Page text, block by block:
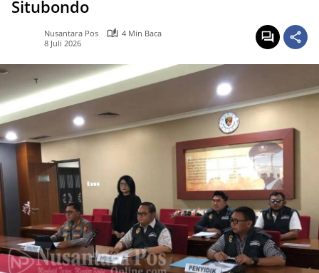
Situbondo
Nusantara Pos
4 Min Baca
8 Juli 2026